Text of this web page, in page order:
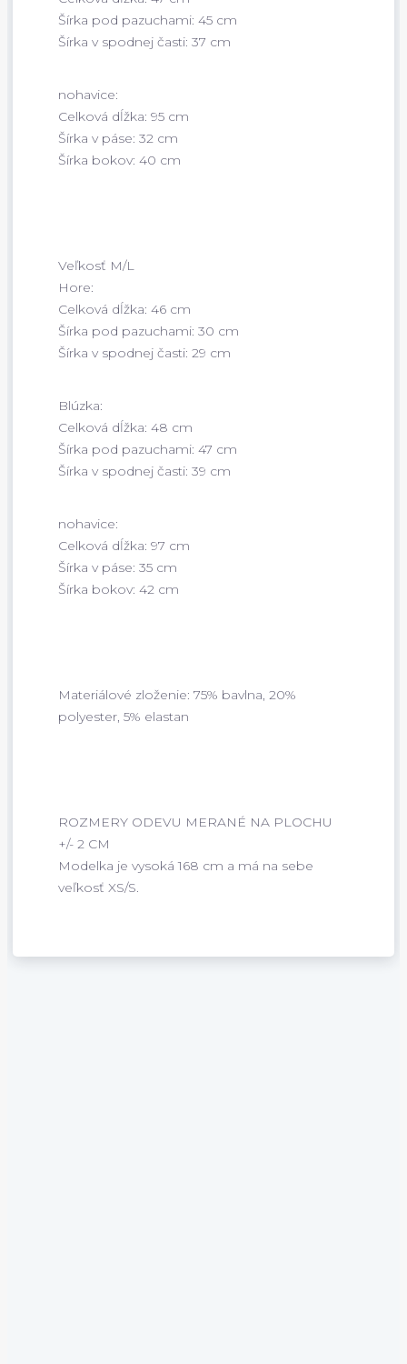
Šírka pod pazuchami: 45 cm
Šírka v spodnej časti: 37 cm
nohavice:
Celková dĺžka: 95 cm
Šírka v páse: 32 cm
Šírka bokov: 40 cm
Veľkosť M/L
Hore:
Celková dĺžka: 46 cm
Šírka pod pazuchami: 30 cm
Šírka v spodnej časti: 29 cm
Blúzka:
Celková dĺžka: 48 cm
Šírka pod pazuchami: 47 cm
Šírka v spodnej časti: 39 cm
nohavice:
Celková dĺžka: 97 cm
Šírka v páse: 35 cm
Šírka bokov: 42 cm
Materiálové zloženie: 75% bavlna, 20%
polyester, 5% elastan
ROZMERY ODEVU MERANÉ NA PLOCHU
+/- 2 CM
Modelka je vysoká 168 cm a má na sebe
veľkosť XS/S.